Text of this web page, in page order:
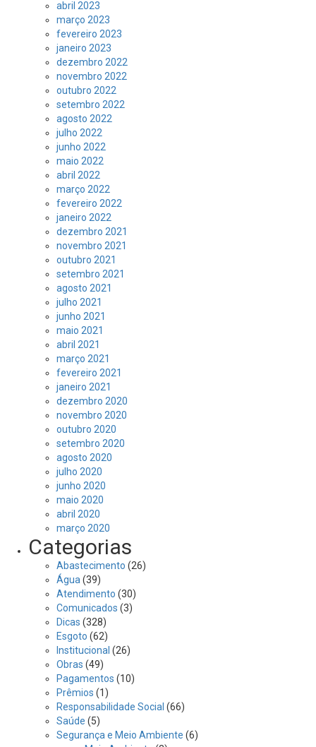
abril 2023
março 2023
fevereiro 2023
janeiro 2023
dezembro 2022
novembro 2022
outubro 2022
setembro 2022
agosto 2022
julho 2022
junho 2022
maio 2022
abril 2022
março 2022
fevereiro 2022
janeiro 2022
dezembro 2021
novembro 2021
outubro 2021
setembro 2021
agosto 2021
julho 2021
junho 2021
maio 2021
abril 2021
março 2021
fevereiro 2021
janeiro 2021
dezembro 2020
novembro 2020
outubro 2020
setembro 2020
agosto 2020
julho 2020
junho 2020
maio 2020
abril 2020
março 2020
Categorias
Abastecimento (26)
Água (39)
Atendimento (30)
Comunicados (3)
Dicas (328)
Esgoto (62)
Institucional (26)
Obras (49)
Pagamentos (10)
Prêmios (1)
Responsabilidade Social (66)
Saúde (5)
Segurança e Meio Ambiente (6)